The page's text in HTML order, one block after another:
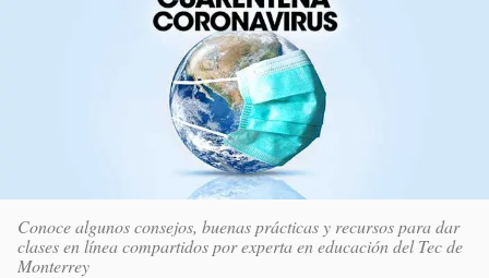
Conoce algunos consejos, buenas prácticas y recursos para dar
clases en línea compartidos por experta en educación del Tec de
Monterrey